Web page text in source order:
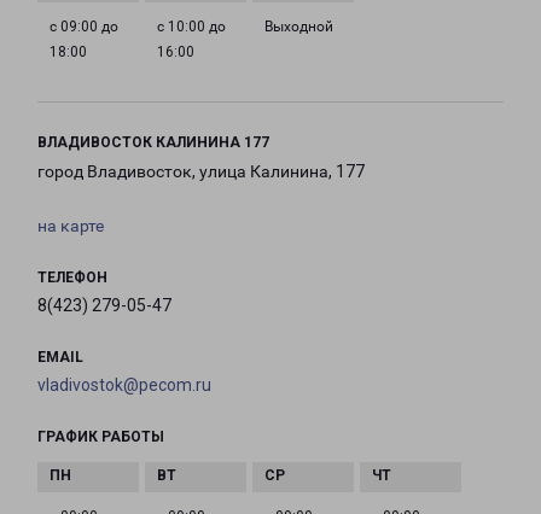
с 09:00 до
18:00
с 10:00 до
16:00
Выходной
ВЛАДИВОСТОК КАЛИНИНА 177
город Владивосток, улица Калинина, 177
на карте
ТЕЛЕФОН
8(423) 279-05-47
EMAIL
vladivostok@pecom.ru
ГРАФИК РАБОТЫ